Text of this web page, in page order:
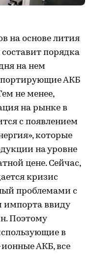
на основе лития
составит порядка
на нем
АКБ
не менее,
на рынке в
с появлением
которые
на уровне
цене. Сейчас,
кризис
проблемами с
импорта ввиду
Поэтому
в
АКБ, все